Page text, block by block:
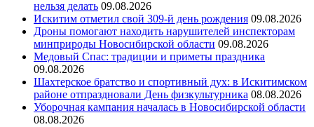
нельзя делать 09.08.2026
Искитим отметил свой 309-й день рождения 09.08.2026
Дроны помогают находить нарушителей инспекторам
минприроды Новосибирской области 09.08.2026
Медовый Спас: традиции и приметы праздника
09.08.2026
Шахтерское братство и спортивный дух: в Искитимском
районе отпраздновали День физкультурника 08.08.2026
Уборочная кампания началась в Новосибирской области
08.08.2026